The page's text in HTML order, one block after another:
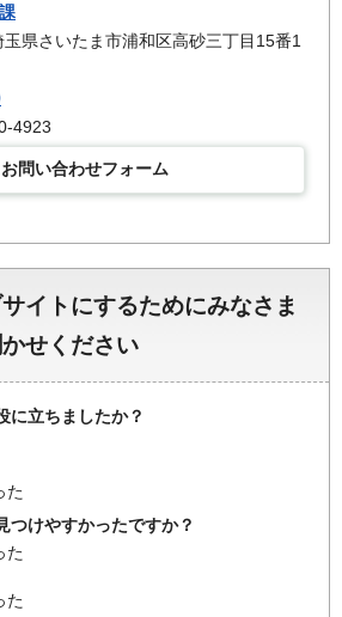
県さいたま市浦和区高砂三丁目15番1
4923
お問い合わせフォーム
イトにするためにみなさま
せください
に立ちましたか？
た
つけやすかったですか？
た
た